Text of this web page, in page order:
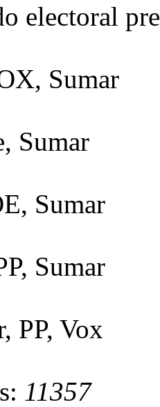
electoral
Sumar
Sumar
Sumar
Sumar
PP, Vox
11357